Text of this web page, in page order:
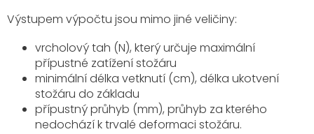
Výstupem výpočtu jsou mimo jiné veličiny:
vrcholový tah (N), který určuje maximální
přípustné zatížení stožáru
minimální délka vetknutí (cm), délka ukotvení
stožáru do základu
přípustný průhyb (mm), průhyb za kterého
nedochází k trvalé deformaci stožáru.